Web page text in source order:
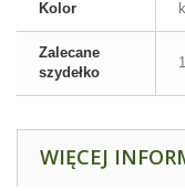
Kolor
Zalecane
szydełko
WIĘCEJ